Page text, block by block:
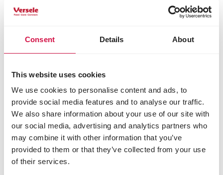
Consent Details About
This website uses cookies
We use cookies to personalise content and ads, to
provide social media features and to analyse our traffic.
We also share information about your use of our site with
our social media, advertising and analytics partners who
may combine it with other information that you’ve
provided to them or that they’ve collected from your use
of their services.
ALIMENTATION